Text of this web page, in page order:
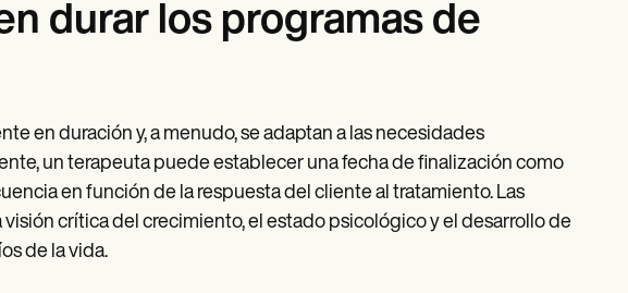
durar los programas de
en duración y, a menudo, se adaptan a las necesidades
un terapeuta puede establecer una fecha de finalización como
en función de la respuesta del cliente al tratamiento. Las
crítica del crecimiento, el estado psicológico y el desarrollo de
de la vida.